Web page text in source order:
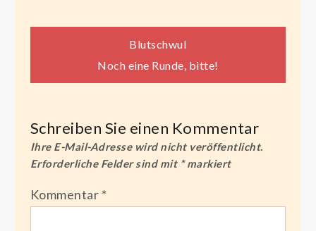
Beitragsnavigation
Blutschwul
Noch eine Runde, bitte!
Schreiben Sie einen Kommentar
Ihre E-Mail-Adresse wird nicht veröffentlicht.
Erforderliche Felder sind mit *markiert
Kommentar *